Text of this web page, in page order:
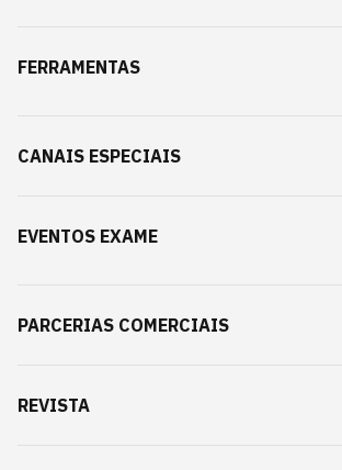
FERRAMENTAS
CANAIS ESPECIAIS
EVENTOS EXAME
PARCERIAS COMERCIAIS
REVISTA